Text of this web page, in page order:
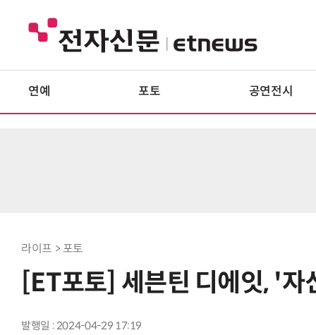
연예 포토 공연전시
라이프 > 포토
[ET포토] 세븐틴 디에잇, '자
발행일 : 2024-04-29 17:19